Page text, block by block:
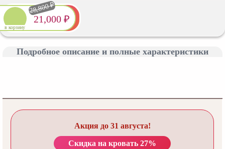
в корзину
28,800 ₽
21,000 ₽
Подробное описание и полные характеристики
Акция до 31 августа!
Скидка на кровать 27%